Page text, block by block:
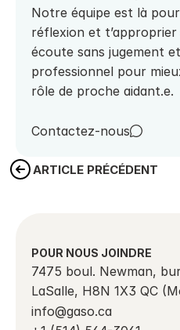
Notre équipe est là
réflexion et
écoute sans jugement
professionnel pour
rôle de proche aidant.e.
Contactez-nous
ARTICLE PRÉCÉDENT
POUR NOUS JOINDRE
7475 boul. Newman,
LaSalle, H8N 1X3 QC
info@gaso.ca